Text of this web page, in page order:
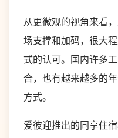
从更微观的视角来看
场支撑和加码，很大
式的认可。国内许多
合，也有越来越多的
方式。
爱彼迎推出的同享住